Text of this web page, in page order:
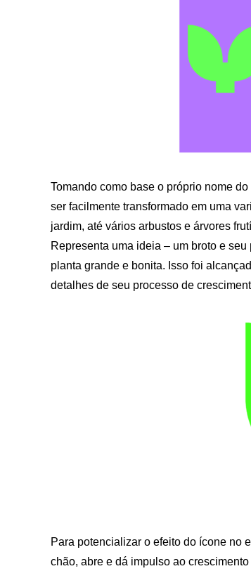
Tomando como base o próprio nome
ser facilmente transformado em uma
jardim, até vários arbustos e árvores
Representa uma ideia – um broto e
planta grande e bonita. Isso foi
detalhes de seu processo de
Para potencializar o efeito do ícone no
chão, abre e dá impulso ao